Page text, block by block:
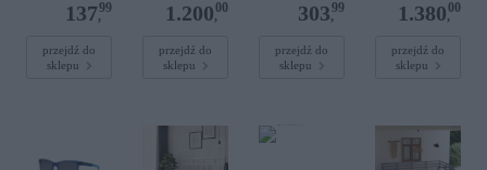
166x4x100
drewno
sosnowe
137,
99
przejdź do
sklepu
statywu
włókna
węglowego
1.200,
00
przejdź do
sklepu
70x41x75
drewnopoch
odny
303,
99
przejdź do
sklepu
GOLD1.380,
00
przejdź do
sklepu